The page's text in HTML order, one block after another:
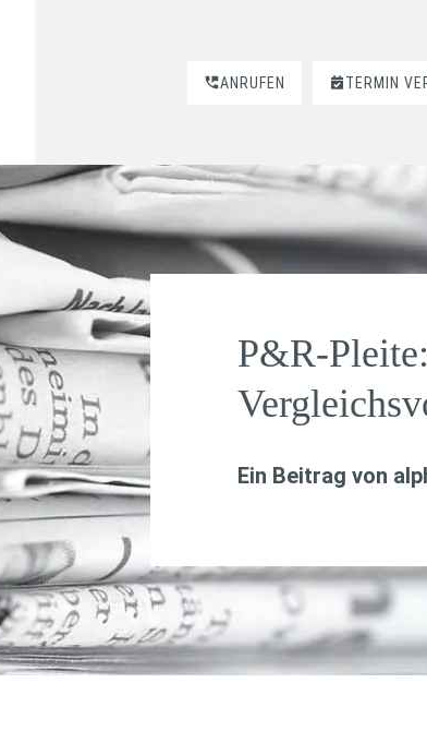
ANRUFEN TERMIN
P&R-
Ein Beitrag von